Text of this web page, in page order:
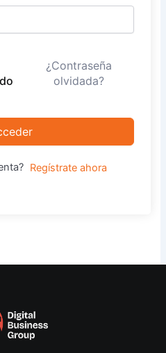
¿Contraseña
olvidada?
Regístrate ahora